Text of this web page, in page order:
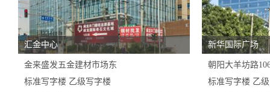
汇金中心
金来盛发五金建材市场东
标准写字楼 乙级写字楼
新华国际广场
朝阳大羊坊路
标准写字楼 乙